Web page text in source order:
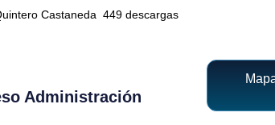
Castaneda 449 descargas
Administración